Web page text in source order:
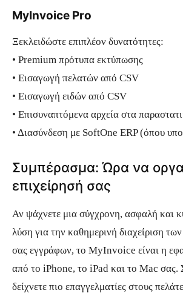
MyInvoice Pro
Ξεκλειδώστε επιπλέον δυνατότητες:
• Premium πρότυπα εκτύπωσης
• Εισαγωγή πελατών από CSV
• Εισαγωγή ειδών από CSV
• Επισυναπτόμενα αρχεία στα
• Διασύνδεση με SoftOne ERP (όπου
Συμπέρασμα: Ώρα να
επιχείρησή σας
Αν ψάχνετε μια σύγχρονη, ασφαλή και
λύση για την καθημερινή διαχείριση
σας εγγράφων, το MyInvoice είναι η
από το iPhone, το iPad και το Mac σας.
δείχνετε πιο επαγγελματίες στους